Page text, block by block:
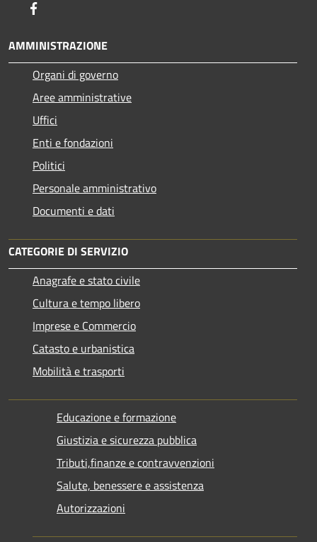
AMMINISTRAZIONE
Organi di governo
Aree amministrative
Uffici
Enti e fondazioni
Politici
Personale amministrativo
Documenti e dati
CATEGORIE DI SERVIZIO
Anagrafe e stato civile
Cultura e tempo libero
Imprese e Commercio
Catasto e urbanistica
Mobilità e trasporti
Educazione e formazione
Giustizia e sicurezza pubblica
Tributi,finanze e contravvenzioni
Salute, benessere e assistenza
Autorizzazioni